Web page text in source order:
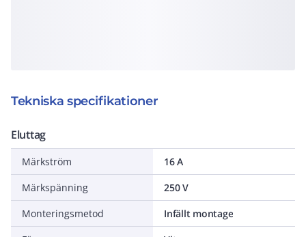
Tekniska specifikationer
Eluttag
Märkström
16 A
Märkspänning
250 V
Monteringsmetod
Infällt montage